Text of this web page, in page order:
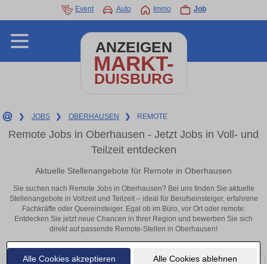
Alle Cookies akzeptieren Alle Cookies ablehnen
Event Auto Immo Job
ANZEIGEN
MARKT-
DUISBURG
❯ JOBS ❯ OBERHAUSEN ❯ REMOTE
Remote Jobs in Oberhausen - Jetzt Jobs in Voll- und
Teilzeit entdecken
Aktuelle Stellenangebote für Remote in Oberhausen
Sie suchen nach Remote Jobs in Oberhausen? Bei uns finden Sie aktuelle
Stellenangebote in Vollzeit und Teilzeit – ideal für Berufseinsteiger, erfahrene
Fachkräfte oder Quereinsteiger. Egal ob im Büro, vor Ort oder remote:
Entdecken Sie jetzt neue Chancen in Ihrer Region und bewerben Sie sich
direkt auf passende Remote-Stellen in Oberhausen!